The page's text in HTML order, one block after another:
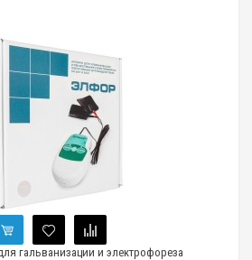
гальванизации и электрофореза